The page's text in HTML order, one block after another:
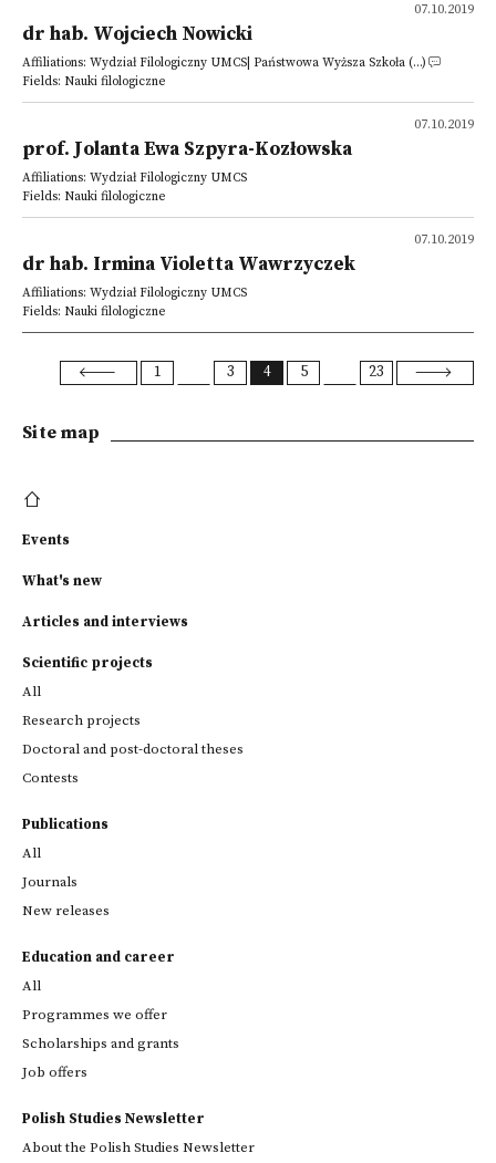
07.10.2019
dr hab. Wojciech Nowicki
Affiliations: Wydział Filologiczny UMCS| Państwowa Wyższa Szkoła (...)
Fields: Nauki filologiczne
07.10.2019
prof. Jolanta Ewa Szpyra-Kozłowska
Affiliations: Wydział Filologiczny UMCS
Fields: Nauki filologiczne
07.10.2019
dr hab. Irmina Violetta Wawrzyczek
Affiliations: Wydział Filologiczny UMCS
Fields: Nauki filologiczne
1 3 4 5 23
Site map
Events
What's new
Articles and interviews
Scientific projects
All
Research projects
Doctoral and post-doctoral theses
Contests
Publications
All
Journals
New releases
Education and career
All
Programmes we offer
Scholarships and grants
Job offers
Polish Studies Newsletter
About the Polish Studies Newsletter